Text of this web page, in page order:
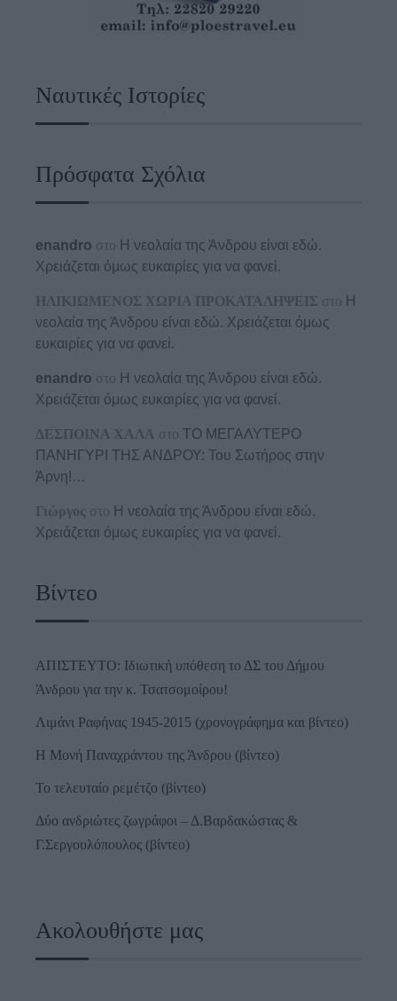
Ναυτικές Ιστορίες
Πρόσφατα Σχόλια
enandro στο Η νεολαία της Άνδρου είναι εδώ.
Χρειάζεται όμως ευκαιρίες για να φανεί.
ΗΛΙΚΙΩΜΕΝΟΣ ΧΩΡΙΑ ΠΡΟΚΑΤΑΛΗΨΕΙΣ στο Η
νεολαία της Άνδρου είναι εδώ. Χρειάζεται όμως
ευκαιρίες για να φανεί.
enandro στο Η νεολαία της Άνδρου είναι εδώ.
Χρειάζεται όμως ευκαιρίες για να φανεί.
ΔΕΣΠΟΙΝΑ ΧΑΛΑ στο ΤΟ ΜΕΓΑΛΥΤΕΡΟ
ΠΑΝΗΓΥΡΙ ΤΗΣ ΑΝΔΡΟΥ: Του Σωτήρος στην
Άρνη!…
Γιώργος στο Η νεολαία της Άνδρου είναι εδώ.
Χρειάζεται όμως ευκαιρίες για να φανεί.
Βίντεο
ΑΠΙΣΤΕΥΤΟ: Ιδιωτική υπόθεση το ΔΣ του Δήμου
Άνδρου για την κ. Τσατσομοίρου!
Λιμάνι Ραφήνας 1945-2015 (χρονογράφημα και βίντεο)
Η Μονή Παναχράντου της Άνδρου (βίντεο)
Το τελευταίο ρεμέτζο (βίντεο)
Δύο ανδριώτες ζωγράφοι – Δ.Βαρδακώστας &
Γ.Σεργουλόπουλος (βίντεο)
Ακολουθήστε μας